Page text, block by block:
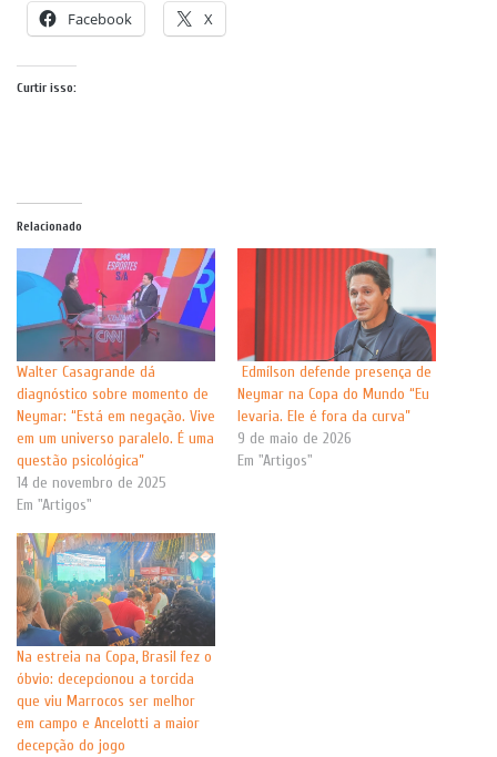
Facebook X
Curtir isso:
Relacionado
Walter Casagrande dá
diagnóstico sobre momento de
Neymar: “Está em negação. Vive
em um universo paralelo. É uma
questão psicológica”
14 de novembro de 2025
Em "Artigos"
Edmílson defende presença de
Neymar na Copa do Mundo “Eu
levaria. Ele é fora da curva”
9 de maio de 2026
Em "Artigos"
Na estreia na Copa, Brasil fez o
óbvio: decepcionou a torcida
que viu Marrocos ser melhor
em campo e Ancelotti a maior
decepção do jogo